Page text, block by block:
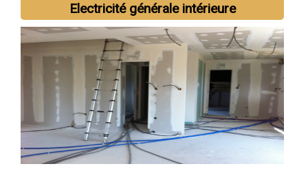
Electricité générale intérieure